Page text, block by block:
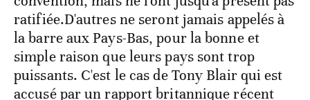
ratifiée.D'autres ne seront jamais appelés à
la barre aux Pays-Bas, pour la bonne et
simple raison que leurs pays sont trop
puissants. C'est le cas de Tony Blair qui est
accusé par un rapport britannique récent